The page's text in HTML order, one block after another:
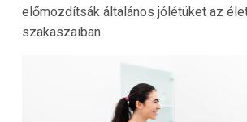
előmozdítsák általános jólétüket az
szakaszaiban.